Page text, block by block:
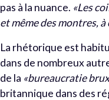
pas à la nuance. «Les
et même des montres,
La rhétorique est
dans de nombreux
de la «bureaucratie
britannique dans des